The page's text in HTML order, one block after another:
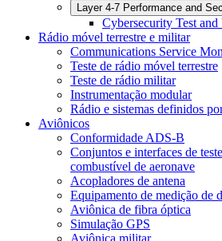
Layer 4-7 Performance and
Cybersecurity Test
Rádio móvel terrestre e militar
Communications Service
Teste de rádio móvel terrestre
Teste de rádio militar
Instrumentação modular
Rádio e sistemas definidos
Aviônicos
Conformidade ADS-B
Conjuntos e interfaces de
combustível de aeronave
Acopladores de antena
Equipamento de medição de
Aviônica de fibra óptica
Simulação GPS